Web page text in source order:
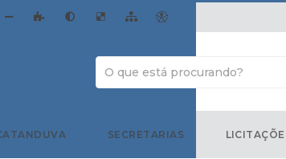
SECRETARIAS